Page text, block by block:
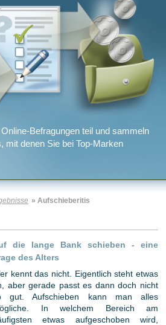
Befragungen teil und sammeln
mit denen Sie bei Top-Marken
» Aufschieberitis
die lange Bank schieben - eine
des Alters
kennt das nicht. Eigentlich steht etwas
aber gerade passt es dann doch nicht
gut. Aufschieben kann man alles
In welchem Bereich am
etwas aufgeschoben wird,